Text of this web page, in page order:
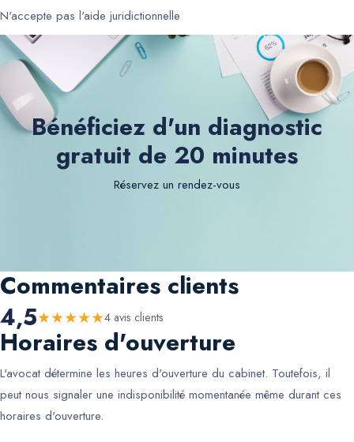
N'accepte pas l'aide juridictionnelle
Bénéficiez d'un diagnostic
gratuit de 20 minutes
Réservez un rendez-vous
Commentaires clients
4,5★★★★★4 avis clients
Horaires d'ouverture
L'avocat détermine les heures d'ouverture du cabinet. Toutefois, il
peut nous signaler une indisponibilité momentanée même durant ces
horaires d'ouverture.